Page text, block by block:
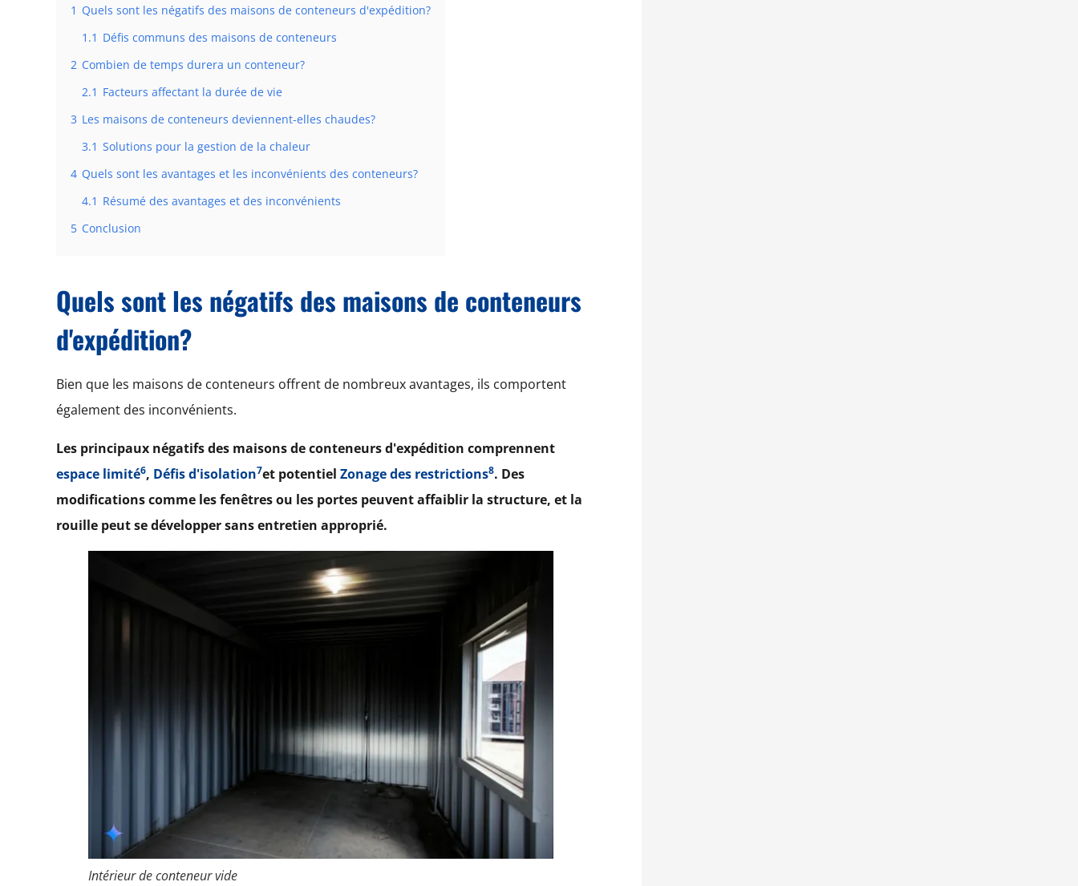
1 Quels sont les négatifs des maisons de conteneurs d'expédition?
1.1 Défis communs des maisons de conteneurs
2 Combien de temps durera un conteneur?
2.1 Facteurs affectant la durée de vie
3 Les maisons de conteneurs deviennent-elles chaudes?
3.1 Solutions pour la gestion de la chaleur
4 Quels sont les avantages et les inconvénients des conteneurs?
4.1 Résumé des avantages et des inconvénients
5 Conclusion
Quels sont les négatifs des maisons de conteneurs
d'expédition?
Bien que les maisons de conteneurs offrent de nombreux avantages, ils comportent
également des inconvénients.
Les principaux négatifs des maisons de conteneurs d'expédition comprennent
espace limité6, Défis d'isolation7et potentiel Zonage des restrictions8. Des
modifications comme les fenêtres ou les portes peuvent affaiblir la structure, et la
rouille peut se développer sans entretien approprié.
Intérieur de conteneur vide